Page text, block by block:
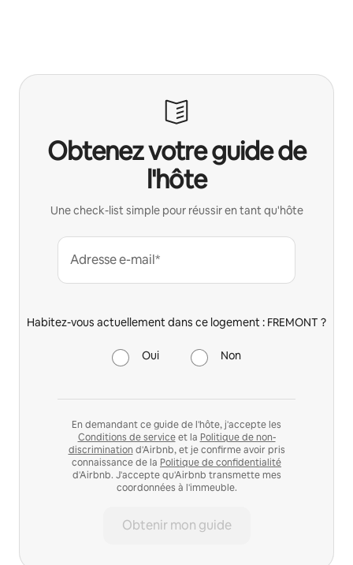
Obtenez votre guide de
l'hôte
Une check-list simple pour réussir en tant qu'hôte
Adresse e-mail*
Habitez-vous actuellement dans ce logement : FREMONT ?
Oui Non
En demandant ce guide de l'hôte, j'accepte les
Conditions de serviceet la Politique de non-
discrimination d'Airbnb, et je confirme avoir pris
connaissance de la Politique de confidentialité
d'Airbnb. J'accepte qu'Airbnb transmette mes
coordonnées à l'immeuble.
Obtenir mon guide